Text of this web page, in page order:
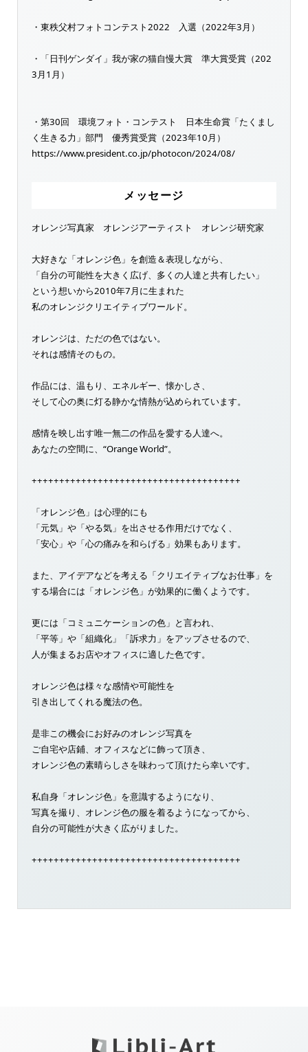
・東秩父村フォトコンテスト2022 入選（2022年3月）
・「日刊ゲンダイ」我が家の猫自慢大賞 準大賞受賞（202
3月1月）
・第30回 環境フォト・コンテスト 日本生命賞「たくまし
く生きる力」部門 優秀賞受賞（2023年10月）
https://www.president.co.jp/photocon/2024/08/
メッセージ
オレンジ写真家 オレンジアーティスト オレンジ研究家
大好きな「オレンジ色」を創造＆表現しながら、
「自分の可能性を大きく広げ、多くの人達と共有したい」
という想いから2010年7月に生まれた
私のオレンジクリエイティブワールド。
オレンジは、ただの色ではない。
それは感情そのもの。
作品には、温もり、エネルギー、懐かしさ、
そして心の奥に灯る静かな情熱が込められています。
感情を映し出す唯一無二の作品を愛する人達へ。
あなたの空間に、“Orange World”。
++++++++++++++++++++++++++++++++++++++
「オレンジ色」は心理的にも
「元気」や「やる気」を出させる作用だけでなく、
「安心」や「心の痛みを和らげる」効果もあります。
また、アイデアなどを考える「クリエイティブなお仕事」を
する場合には「オレンジ色」が効果的に働くようです。
更には「コミュニケーションの色」と言われ、
「平等」や「組織化」「訴求力」をアップさせるので、
人が集まるお店やオフィスに適した色です。
オレンジ色は様々な感情や可能性を
引き出してくれる魔法の色。
是非この機会にお好みのオレンジ写真を
ご自宅や店鋪、オフィスなどに飾って頂き、
オレンジ色の素晴らしさを味わって頂けたら幸いです。
私自身「オレンジ色」を意識するようになり、
写真を撮り、オレンジ色の服を着るようになってから、
自分の可能性が大きく広がりました。
++++++++++++++++++++++++++++++++++++++